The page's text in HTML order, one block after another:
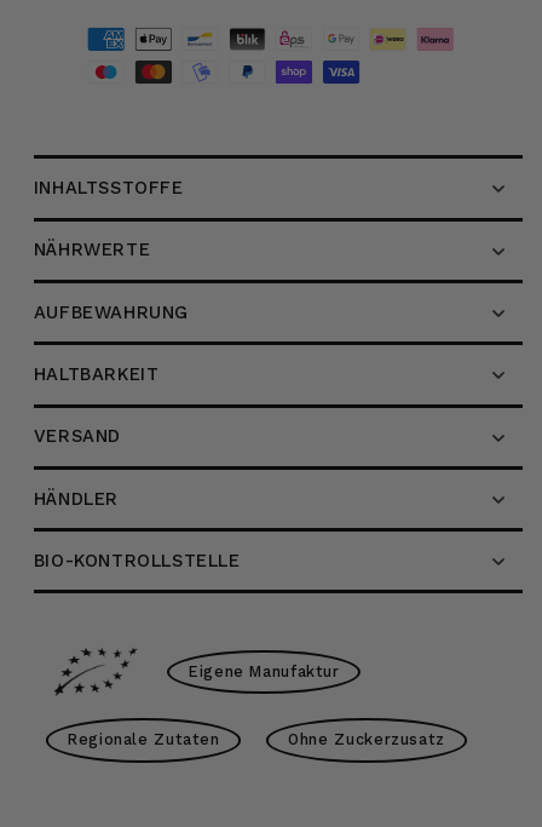
Parmesan,
110g
Parmesan,
110g
INHALTSSTOFFE
NÄHRWERTE
AUFBEWAHRUNG
HALTBARKEIT
VERSAND
HÄNDLER
BIO-KONTROLLSTELLE
Eigene Manufaktur
Regionale Zutaten Ohne Zuckerzusatz